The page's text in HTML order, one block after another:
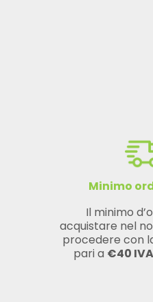
Minimo
Il minimo
acquistare nel
procedere con
pari a €40